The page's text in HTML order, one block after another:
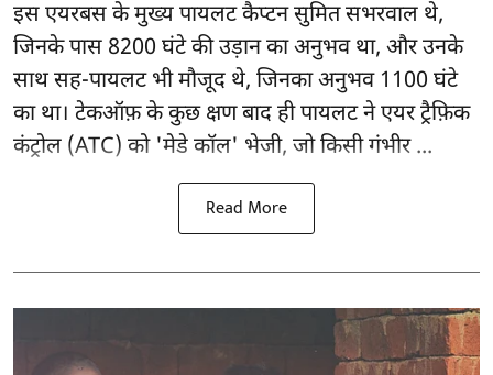
इस एयरबस के मुख्य पायलट कैप्टन सुमित सभरवाल थे,
जिनके पास 8200 घंटे की उड़ान का अनुभव था, और उनके
साथ सह-पायलट भी मौजूद थे, जिनका अनुभव 1100 घंटे
का था। टेकऑफ़ के कुछ क्षण बाद ही पायलट ने एयर ट्रैफ़िक
कंट्रोल (ATC) को 'मेडे कॉल' भेजी, जो किसी गंभीर ...
Read More